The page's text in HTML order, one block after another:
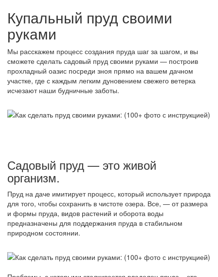
Купальный пруд своими
руками
Мы расскажем процесс создания пруда шаг за шагом, и вы
сможете сделать садовый пруд своими руками — построив
прохладный оазис посреди зноя прямо на вашем дачном
участке, где с каждым легким дуновением свежего ветерка
исчезают наши будничные заботы.
Садовый пруд — это живой
организм.
Пруд на даче имитирует процесс, который использует природа
для того, чтобы сохранить в чистоте озера. Все, — от размера
и формы пруда, видов растений и оборота воды
предназначены для поддержания пруда в стабильном
природном состоянии.